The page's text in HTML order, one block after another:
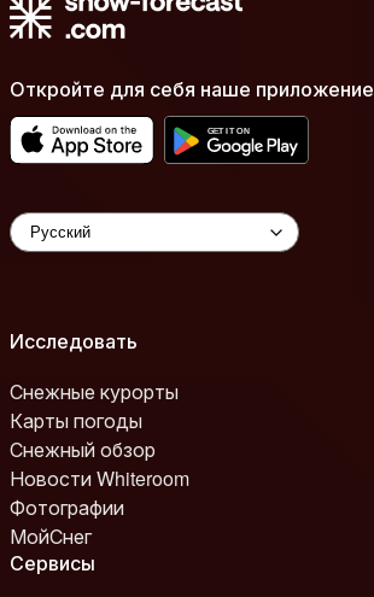
Откройте для себя наше приложение
Исследовать
Снежные курорты
Карты погоды
Снежный обзор
Новости Whiteroom
Фотографии
МойСнег
Сервисы